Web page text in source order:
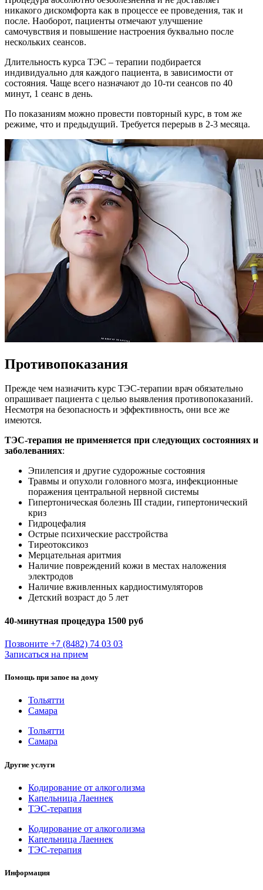
никакого дискомфорта как в процессе ее проведения, так и
после. Наоборот, пациенты отмечают улучшение
самочувствия и повышение настроения буквально после
нескольких сеансов.
Длительность курса ТЭС – терапии подбирается
индивидуально для каждого пациента, в зависимости от
состояния. Чаще всего назначают до 10-ти сеансов по 40
минут, 1 сеанс в день.
По показаниям можно провести повторный курс, в том же
режиме, что и предыдущий. Требуется перерыв в 2-3 месяца.
Противопоказания
Прежде чем назначить курс ТЭС-терапии врач обязательно
опрашивает пациента с целью выявления противопоказаний.
Несмотря на безопасность и эффективность, они все же
имеются.
ТЭС-терапия не применяется при следующих состояниях и
заболеваниях:
Эпилепсия и другие судорожные состояния
Травмы и опухоли головного мозга, инфекционные
поражения центральной нервной системы
Гипертоническая болезнь III стадии, гипертонический
криз
Гидроцефалия
Острые психические расстройства
Тиреотоксикоз
Мерцательная аритмия
Наличие повреждений кожи в местах наложения
электродов
Наличие вживленных кардиостимуляторов
Детский возраст до 5 лет
40-минутная процедура 1500 руб
Позвоните +7 (8482) 74 03 03
Записаться на прием
Помощь при запое на дому
Тольятти
Самара
Тольятти
Самара
Другие услуги
Кодирование от алкоголизма
Капельница Лаеннек
ТЭС-терапия
Кодирование от алкоголизма
Капельница Лаеннек
ТЭС-терапия
Информация